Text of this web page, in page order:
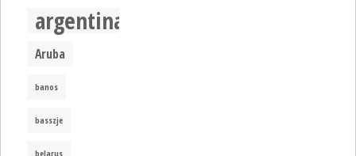
argentina
Aruba
banos
basszje
belarus